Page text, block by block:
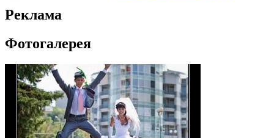
Реклама
Фотогалерея